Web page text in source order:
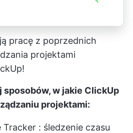
pracę z poprzednich
projektami
w jakie ClickUp
projektami:
Tracker : śledzenie czasu